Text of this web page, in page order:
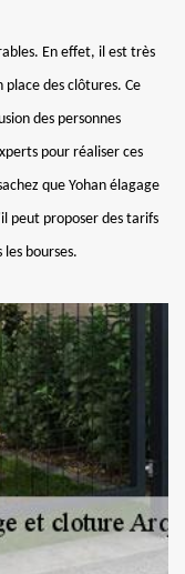
En effet, il est très
des clôtures. Ce
des personnes
pour réaliser ces
que Yohan élagage
peut proposer des tarifs
bourses.